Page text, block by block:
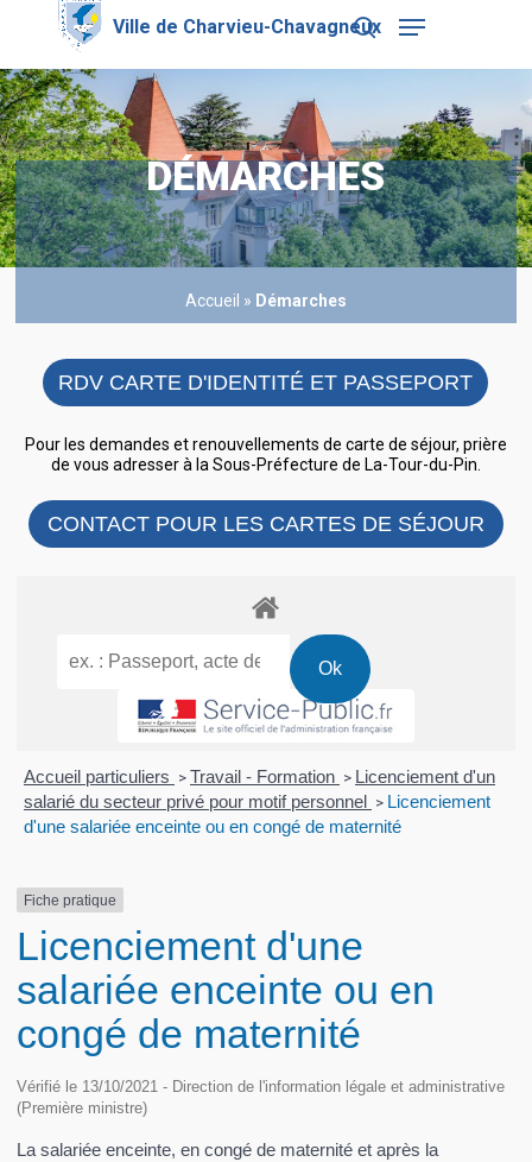
content
search
Menu
DÉMARCHES
Accueil » Démarches
RDV CARTE D'IDENTITÉ ET PASSEPORT
Pour les demandes et renouvellements de carte de séjour, prière
de vous adresser à la Sous-Préfecture de La-Tour-du-Pin.
CONTACT POUR LES CARTES DE SÉJOUR
Accueil particuliers > Travail - Formation > Licenciement d'un
salarié du secteur privé pour motif personnel > Licenciement
d'une salariée enceinte ou en congé de maternité
Fiche pratique
Licenciement d'une
salariée enceinte ou en
congé de maternité
Vérifié le 13/10/2021 - Direction de l'information légale et administrative
(Première ministre)
La salariée enceinte, en congé de maternité et après la
Close